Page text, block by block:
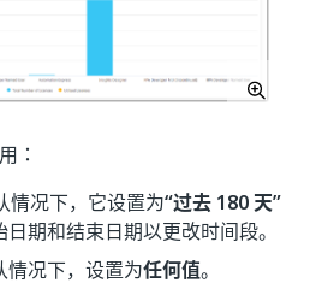
：
情况下，它设置为“过去 180 天”
期和结束日期以更改时间段。
情况下，设置为任何值。